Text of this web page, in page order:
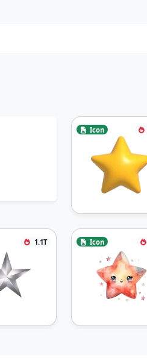
Icon
1.1T Icon